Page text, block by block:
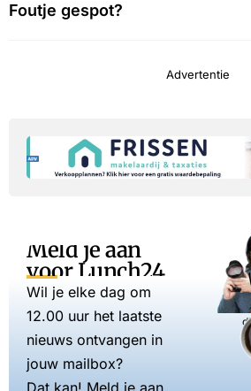
Foutje gespot?
Advertentie
Meld je aan
voor Lunch24
Wil je elke dag om
12.00 uur het laatste
nieuws ontvangen in
jouw mailbox?
Dat kan! Meld je aan